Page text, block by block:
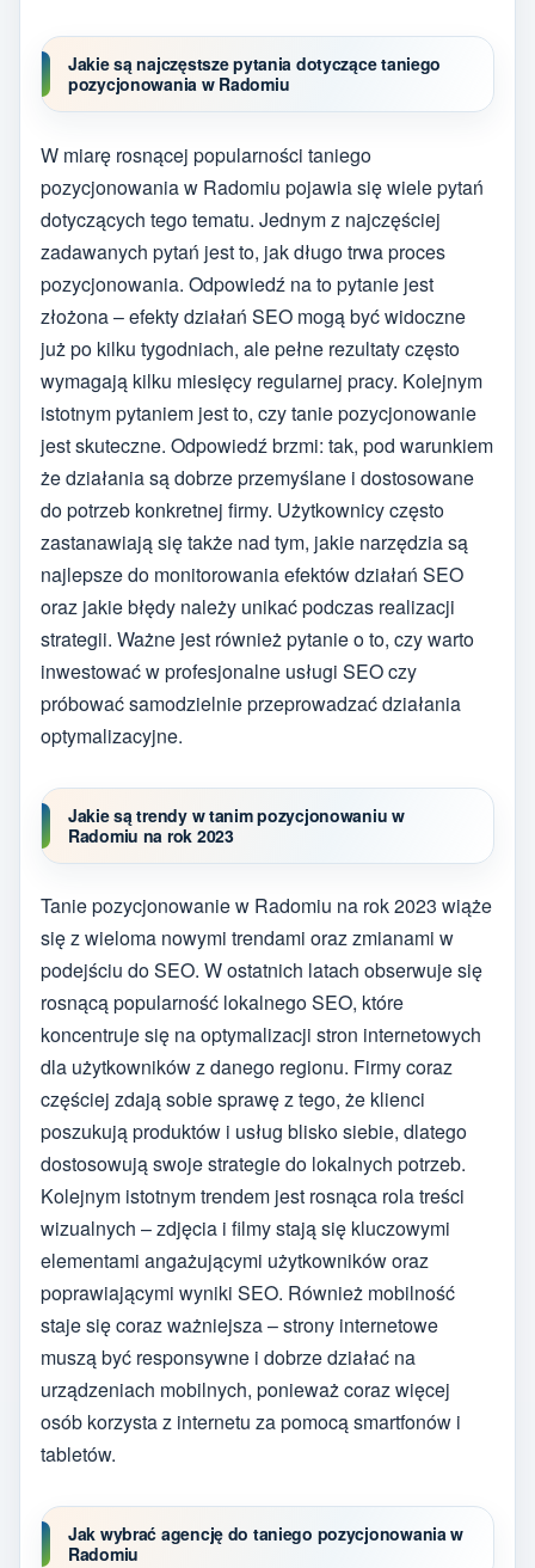
Jakie są najczęstsze pytania dotyczące taniego
pozycjonowania w Radomiu
W miarę rosnącej popularności taniego
pozycjonowania w Radomiu pojawia się wiele pytań
dotyczących tego tematu. Jednym z najczęściej
zadawanych pytań jest to, jak długo trwa proces
pozycjonowania. Odpowiedź na to pytanie jest
złożona – efekty działań SEO mogą być widoczne
już po kilku tygodniach, ale pełne rezultaty często
wymagają kilku miesięcy regularnej pracy. Kolejnym
istotnym pytaniem jest to, czy tanie pozycjonowanie
jest skuteczne. Odpowiedź brzmi: tak, pod warunkiem
że działania są dobrze przemyślane i dostosowane
do potrzeb konkretnej firmy. Użytkownicy często
zastanawiają się także nad tym, jakie narzędzia są
najlepsze do monitorowania efektów działań SEO
oraz jakie błędy należy unikać podczas realizacji
strategii. Ważne jest również pytanie o to, czy warto
inwestować w profesjonalne usługi SEO czy
próbować samodzielnie przeprowadzać działania
optymalizacyjne.
Jakie są trendy w tanim pozycjonowaniu w
Radomiu na rok 2023
Tanie pozycjonowanie w Radomiu na rok 2023 wiąże
się z wieloma nowymi trendami oraz zmianami w
podejściu do SEO. W ostatnich latach obserwuje się
rosnącą popularność lokalnego SEO, które
koncentruje się na optymalizacji stron internetowych
dla użytkowników z danego regionu. Firmy coraz
częściej zdają sobie sprawę z tego, że klienci
poszukują produktów i usług blisko siebie, dlatego
dostosowują swoje strategie do lokalnych potrzeb.
Kolejnym istotnym trendem jest rosnąca rola treści
wizualnych – zdjęcia i filmy stają się kluczowymi
elementami angażującymi użytkowników oraz
poprawiającymi wyniki SEO. Również mobilność
staje się coraz ważniejsza – strony internetowe
muszą być responsywne i dobrze działać na
urządzeniach mobilnych, ponieważ coraz więcej
osób korzysta z internetu za pomocą smartfonów i
tabletów.
Jak wybrać agencję do taniego pozycjonowania w
Radomiu